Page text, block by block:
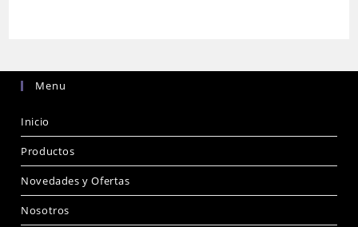
Menu
Inicio
Productos
Novedades y Ofertas
Nosotros